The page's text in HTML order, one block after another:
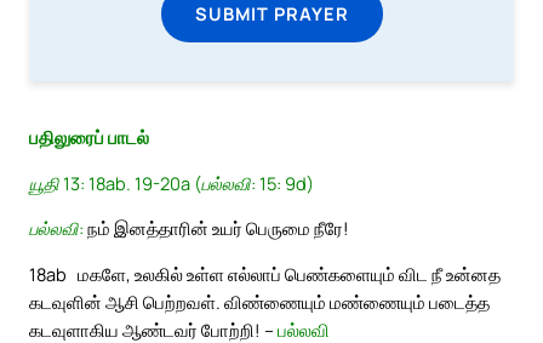
SUBMIT PRAYER
பதிலுரைப் பாடல்
யூதி 13: 18ab. 19-20a (பல்லவி: 15: 9d)
பல்லவி: நம் இனத்தாரின் உயர் பெருமை நீரே!
18ab மகளே, உலகில் உள்ள எல்லாப் பெண்களையும் விட நீ உன்னத
கடவுளின் ஆசி பெற்றவள். விண்ணையும் மண்ணையும் படைத்த
கடவுளாகிய ஆண்டவர் போற்றி! – பல்லவி